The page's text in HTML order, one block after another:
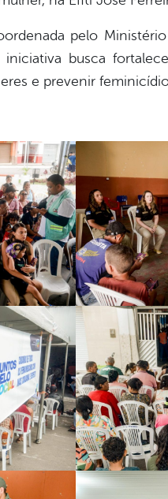
pelo
busca
e prevenir